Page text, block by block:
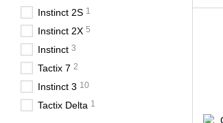
Instinct 2S 1
Instinct 2X 5
Instinct 3
Tactix 7 2
Instinct 3 10
Tactix Delta 1